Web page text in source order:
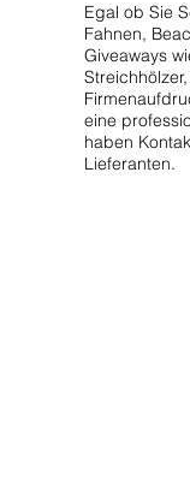
Egal ob Sie
Fahnen,
Giveaways
eine
haben
Lieferanten.